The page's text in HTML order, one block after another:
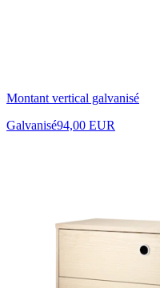
Montant vertical galvanisé
Galvanisé94,00 EUR